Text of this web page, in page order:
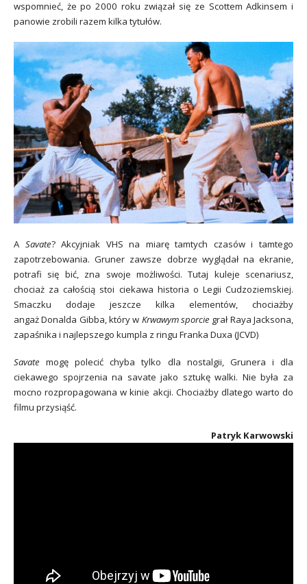
wspomnieć, że po 2000 roku związał się ze Scottem Adkinsem i
panowie zrobili razem kilka tytułów.
A Savate? Akcyjniak VHS na miarę tamtych czasów i tamtego
zapotrzebowania. Gruner zawsze dobrze wyglądał na ekranie,
potrafi się bić, zna swoje możliwości. Tutaj kuleje scenariusz,
chociaż za całością stoi ciekawa historia o Legii Cudzoziemskiej.
Smaczku dodaje jeszcze kilka elementów, chociażby
angaż Donalda Gibba, który w Krwawym sporcie grał Raya Jacksona,
zapaśnika i najlepszego kumpla z ringu Franka Duxa (JCVD)
Savatemogę polecić chyba tylko dla nostalgii, Grunera i dla
ciekawego spojrzenia na savate jako sztukę walki. Nie była za
mocno rozpropagowana w kinie akcji. Chociażby dlatego warto do
filmu przysiąść.
Patryk Karwowski